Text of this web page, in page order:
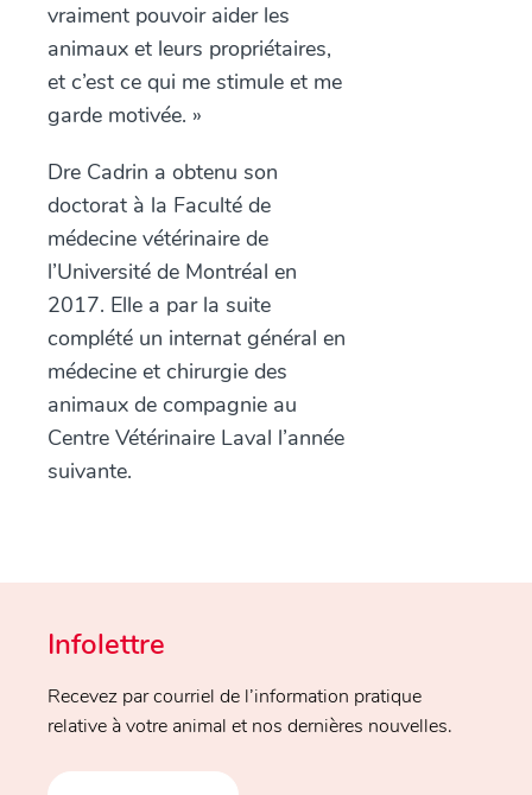
vraiment pouvoir aider les
animaux et leurs propriétaires,
et c’est ce qui me stimule et me
garde motivée. »
Dre Cadrin a obtenu son
doctorat à la Faculté de
médecine vétérinaire de
l’Université de Montréal en
2017. Elle a par la suite
complété un internat général en
médecine et chirurgie des
animaux de compagnie au
Centre Vétérinaire Laval l’année
suivante.
Infolettre
Recevez par courriel de l’information pratique
relative à votre animal et nos dernières nouvelles.